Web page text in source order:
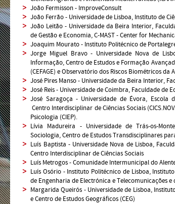
João Fermisson - ImproveConsult
João Ferrão - Universidade de Lisboa, Instituto de
João Leitão - Universidade da Beira Interior,
de Gestão e Economia, C-MAST - Center for
Joaquim Mourato - Instituto Politécnico de
Jorge Miguel Bravo - Universidade Nova de
Informação, Centro de Estudos e Formação
(CEFAGE) e Observatório dos Riscos Biométricos
José Pires Manso - Universidade da Beira Interior,
José Reis - Universidade de Coimbra, Faculdade de
José Saragoça - Universidade de Évora, Escola
Centro Interdisciplinar de Ciências Sociais
Psicologia (CIEP).
Lívia Madureira - Universidade de Trás-os-
Sociologia, Centro de Estudos Transdisciplinares
Luís Baptista - Universidade Nova de Lisboa,
Centro Interdisciplinar de Ciências Sociais
Luís Metrogos - Comunidade Intermunicipal do
Luís Osório - Instituto Politécnico de Lisboa,
de Engenharia de Electrónica e Telecomunicações e
Margarida Queirós - Universidade de Lisboa,
e Centro de Estudos Geográficos (CEG)